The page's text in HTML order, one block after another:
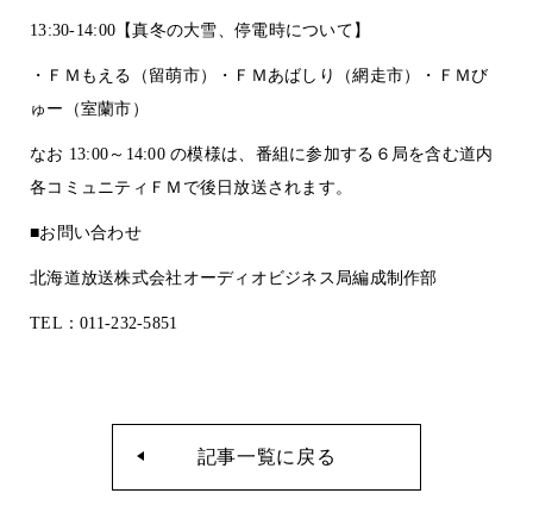
13:30-14:00【真冬の大雪、停電時について】
・ＦＭもえる（留萌市）・ＦＭあばしり（網走市）・ＦＭび
ゅー（室蘭市）
なお 13:00～14:00 の模様は、番組に参加する６局を含む道内
各コミュニティＦＭで後日放送されます。
■お問い合わせ
北海道放送株式会社オーディオビジネス局編成制作部
TEL：011-232-5851
記事一覧に戻る